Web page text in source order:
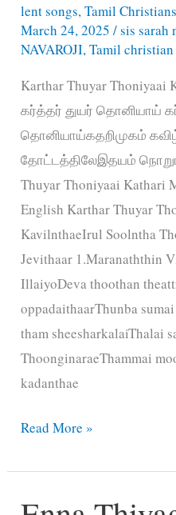
lent songs,Tamil
March 24, 2025/sis sarah
NAVAROJI,Tamil christian
Karthar Thuyar Thoniyaai
கர்த்தர் துயர் தொனியாய்
தொனியாய்கதறிமுகம்
தோட்டத்திலேஇதயம்
Thuyar Thoniyaai Kathari
English Karthar Thuyar
KavilnthaeIrul Soolntha
Jevithaar 1.Maranaththin
IllaiyoDeva thoothan
oppadaithaarThunba
tham sheesharkalaiThalai
ThoonginaraeThammai
kadanthae
Karthar
Thoniyaai
Kathari
Read More »